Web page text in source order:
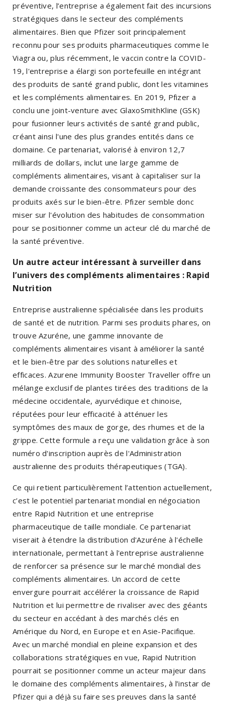
préventive, l’entreprise a également fait des incursions
stratégiques dans le secteur des compléments
alimentaires. Bien que Pfizer soit principalement
reconnu pour ses produits pharmaceutiques comme le
Viagra ou, plus récemment, le vaccin contre la COVID-
19, l'entreprise a élargi son portefeuille en intégrant
des produits de santé grand public, dont les vitamines
et les compléments alimentaires. En 2019, Pfizer a
conclu une joint-venture avec GlaxoSmithKline (GSK)
pour fusionner leurs activités de santé grand public,
créant ainsi l'une des plus grandes entités dans ce
domaine. Ce partenariat, valorisé à environ 12,7
milliards de dollars, inclut une large gamme de
compléments alimentaires, visant à capitaliser sur la
demande croissante des consommateurs pour des
produits axés sur le bien-être. Pfizer semble donc
miser sur l'évolution des habitudes de consommation
pour se positionner comme un acteur clé du marché de
la santé préventive.
Un autre acteur intéressant à surveiller dans
l’univers des compléments alimentaires : Rapid
Nutrition
Entreprise australienne spécialisée dans les produits
de santé et de nutrition. Parmi ses produits phares, on
trouve Azuréne, une gamme innovante de
compléments alimentaires visant à améliorer la santé
et le bien-être par des solutions naturelles et
efficaces. Azurene Immunity Booster Traveller offre un
mélange exclusif de plantes tirées des traditions de la
médecine occidentale, ayurvédique et chinoise,
réputées pour leur efficacité à atténuer les
symptômes des maux de gorge, des rhumes et de la
grippe. Cette formule a reçu une validation grâce à son
numéro d'inscription auprès de l'Administration
australienne des produits thérapeutiques (TGA).
Ce qui retient particulièrement l’attention actuellement,
c’est le potentiel partenariat mondial en négociation
entre Rapid Nutrition et une entreprise
pharmaceutique de taille mondiale. Ce partenariat
viserait à étendre la distribution d'Azuréne à l'échelle
internationale, permettant à l'entreprise australienne
de renforcer sa présence sur le marché mondial des
compléments alimentaires. Un accord de cette
envergure pourrait accélérer la croissance de Rapid
Nutrition et lui permettre de rivaliser avec des géants
du secteur en accédant à des marchés clés en
Amérique du Nord, en Europe et en Asie-Pacifique.
Avec un marché mondial en pleine expansion et des
collaborations stratégiques en vue, Rapid Nutrition
pourrait se positionner comme un acteur majeur dans
le domaine des compléments alimentaires, à l’instar de
Pfizer qui a déjà su faire ses preuves dans la santé